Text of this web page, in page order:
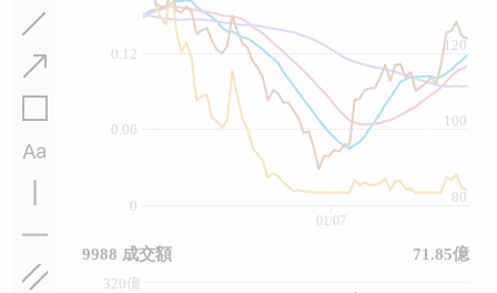
0
0.06
0.12
80
100
120
320億
01/07
9988 成交額 71.85億